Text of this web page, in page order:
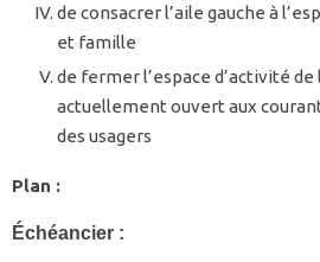
de consacrer l’aile gauche à
et famille
de fermer l’espace d’activité de
actuellement ouvert aux
des usagers
Plan :
Échéancier :